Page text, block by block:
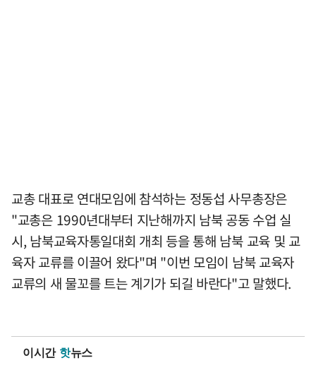
교총 대표로 연대모임에 참석하는 정동섭 사무총장은
"교총은 1990년대부터 지난해까지 남북 공동 수업 실
시, 남북교육자통일대회 개최 등을 통해 남북 교육 및 교
육자 교류를 이끌어 왔다"며 "이번 모임이 남북 교육자
교류의 새 물꼬를 트는 계기가 되길 바란다"고 말했다.
이시간 핫뉴스